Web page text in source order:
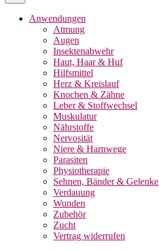
Anwendungen
Atmung
Augen
Insektenabwehr
Haut, Haar & Huf
Hilfsmittel
Herz & Kreislauf
Knochen & Zähne
Leber & Stoffwechsel
Muskulatur
Nährstoffe
Nervosität
Niere & Harnwege
Parasiten
Physiotherapie
Sehnen, Bänder & Gelenke
Verdauung
Wunden
Zubehör
Zucht
Vertrag widerrufen